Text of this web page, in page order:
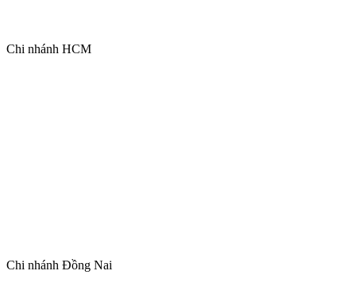
Chi nhánh HCM
Chi nhánh Đồng Nai